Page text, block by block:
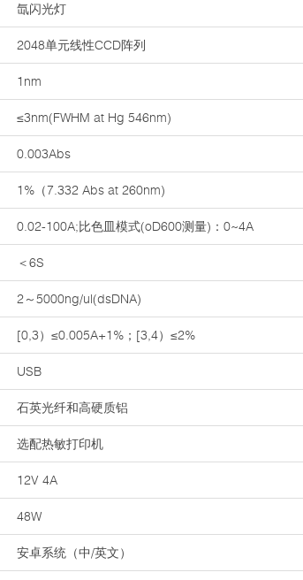
氙闪光灯
2048单元线性CCD阵列
1nm
≤3nm(FWHM at Hg 546nm)
0.003Abs
1%（7.332 Abs at 260nm)
0.02-100A;比色皿模式(oD600测量)：0~4A
＜6S
2～5000ng/ul(dsDNA)
[0,3）≤0.005A+1%；[3,4）≤2%
USB
石英光纤和高硬质铝
选配热敏打印机
12V 4A
48W
安卓系统（中/英文）